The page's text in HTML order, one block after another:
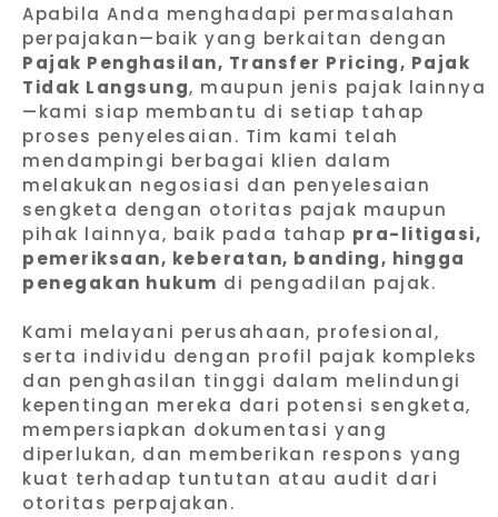
Apabila Anda menghadapi permasalahan
perpajakan—baik yang berkaitan dengan
Pajak Penghasilan, Transfer Pricing, Pajak
Tidak Langsung, maupun jenis pajak lainnya
—kami siap membantu di setiap tahap
proses penyelesaian. Tim kami telah
mendampingi berbagai klien dalam
melakukan negosiasi dan penyelesaian
sengketa dengan otoritas pajak maupun
pihak lainnya, baik pada tahap pra-litigasi,
pemeriksaan, keberatan, banding, hingga
penegakan hukum di pengadilan pajak.
Kami melayani perusahaan, profesional,
serta individu dengan profil pajak kompleks
dan penghasilan tinggi dalam melindungi
kepentingan mereka dari potensi sengketa,
mempersiapkan dokumentasi yang
diperlukan, dan memberikan respons yang
kuat terhadap tuntutan atau audit dari
otoritas perpajakan.